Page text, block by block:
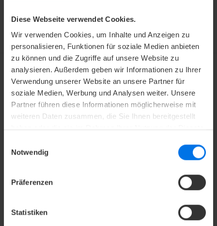
Diese Webseite verwendet Cookies.
Wir verwenden Cookies, um Inhalte und Anzeigen zu
personalisieren, Funktionen für soziale Medien anbieten
zu können und die Zugriffe auf unsere Website zu
analysieren. Außerdem geben wir Informationen zu Ihrer
Verwendung unserer Website an unsere Partner für
soziale Medien, Werbung und Analysen weiter. Unsere
Partner führen diese Informationen möglicherweise mit
weiteren Daten zusammen, die Sie Ihnen bereitgestellt
haben oder die sie im Rahmen Ihrer Nutzung der Dienste
Notwendig
Präferenzen
Statistiken
V Mehr erfahren
SERVICELEISTUN
GEN
Sie!
V Zu unseren Serviceleistungen